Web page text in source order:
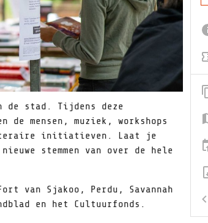
de stad. Tijdens deze
mensen, muziek, workshops
literaire initiatieven. Laat je
stemmen van over de hele
van Sjakoo, Perdu, Savannah
en het Cultuurfonds.